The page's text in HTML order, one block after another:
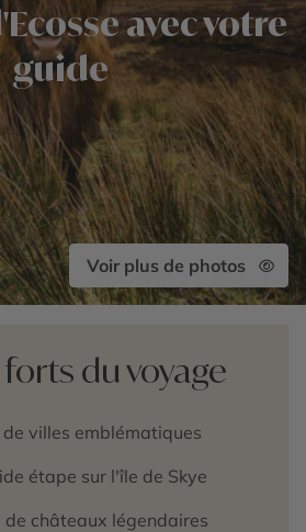
avec votre
guide
Voir plus de photos
du voyage
villes emblématiques
étape sur l'île de Skye
de châteaux légendaires